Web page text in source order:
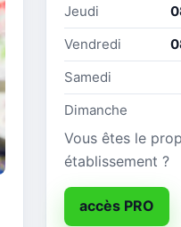
Jeudi
Vendredi
Samedi
Dimanche
Vous êtes le
établissement ?
accès PRO